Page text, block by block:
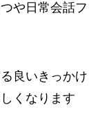
や日常会話フ
良いきっかけ
くなります